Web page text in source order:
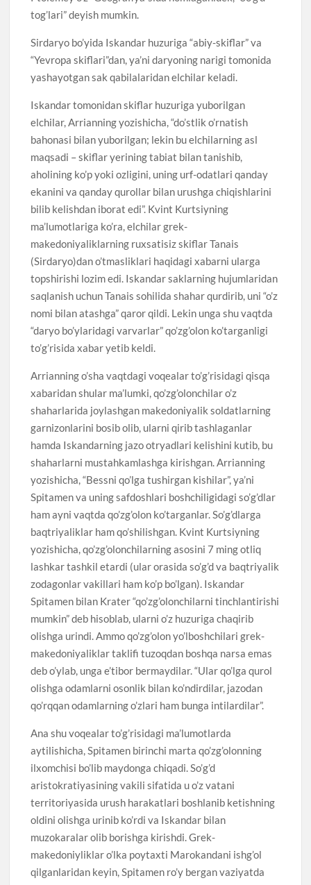
tog’lari” deyish mumkin.
Sirdaryo bo’yida Iskandar huzuriga “abiy-skiflar” va
“Yevropa skiflari”dan, ya’ni daryoning narigi tomonida
yashayotgan sak qabilalaridan elchilar keladi.
Iskandar tomonidan skiflar huzuriga yuborilgan
elchilar, Arrianning yozishicha, “do’stlik o’rnatish
bahonasi bilan yuborilgan; lekin bu elchilarning asl
maqsadi – skiflar yerining tabiat bilan tanishib,
aholining ko’p yoki ozligini, uning urf-odatlari qanday
ekanini va qanday qurollar bilan urushga chiqishlarini
bilib kelishdan iborat edi”. Kvint Kurtsiyning
ma’lumotlariga ko’ra, elchilar grek-
makedoniyaliklarning ruxsatisiz skiflar Tanais
(Sirdaryo)dan o’tmasliklari haqidagi xabarni ularga
topshirishi lozim edi. Iskandar saklarning hujumlaridan
saqlanish uchun Tanais sohilida shahar qurdirib, uni “o’z
nomi bilan atashga” qaror qildi. Lekin unga shu vaqtda
“daryo bo’ylaridagi varvarlar” qo’zg’olon ko’targanligi
to’g’risida xabar yetib keldi.
Arrianning o’sha vaqtdagi voqealar to’g’risidagi qisqa
xabaridan shular ma’lumki, qo’zg’olonchilar o’z
shaharlarida joylashgan makedoniyalik soldatlarning
garnizonlarini bosib olib, ularni qirib tashlaganlar
hamda Iskandarning jazo otryadlari kelishini kutib, bu
shaharlarni mustahkamlashga kirishgan. Arrianning
yozishicha, “Bessni qo’lga tushirgan kishilar”, ya’ni
Spitamen va uning safdoshlari boshchiligidagi so’g’dlar
ham ayni vaqtda qo’zg’olon ko’targanlar. So’g’dlarga
baqtriyaliklar ham qo’shilishgan. Kvint Kurtsiyning
yozishicha, qo’zg’olonchilarning asosini 7 ming otliq
lashkar tashkil etardi (ular orasida so’g’d va baqtriyalik
zodagonlar vakillari ham ko’p bo’lgan). Iskandar
Spitamen bilan Krater “qo’zg’olonchilarni tinchlantirishi
mumkin” deb hisoblab, ularni o’z huzuriga chaqirib
olishga urindi. Ammo qo’zg’olon yo’lboshchilari grek-
makedoniyaliklar taklifi tuzoqdan boshqa narsa emas
deb o’ylab, unga e’tibor bermaydilar. “Ular qo’lga qurol
olishga odamlarni osonlik bilan ko’ndirdilar, jazodan
qo’rqqan odamlarning o’zlari ham bunga intilardilar”.
Ana shu voqealar to’g’risidagi ma’lumotlarda
aytilishicha, Spitamen birinchi marta qo’zg’olonning
ilxomchisi bo’lib maydonga chiqadi. So’g’d
aristokratiyasining vakili sifatida u o’z vatani
territoriyasida urush harakatlari boshlanib ketishning
oldini olishga urinib ko’rdi va Iskandar bilan
muzokaralar olib borishga kirishdi. Grek-
makedoniyliklar o’lka poytaxti Marokandani ishg’ol
qilganlaridan keyin, Spitamen ro’y bergan vaziyatda